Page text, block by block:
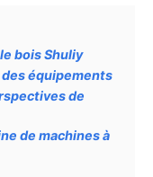
bois Shuliy
équipements
de
de machines à